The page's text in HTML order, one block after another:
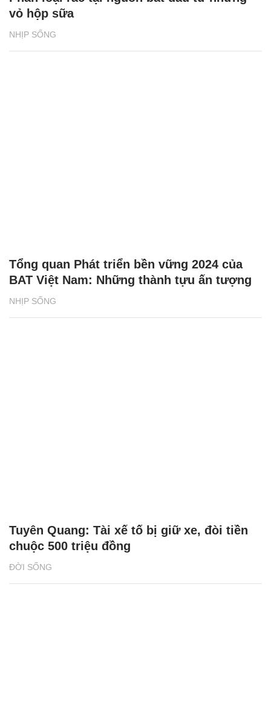
NHỊP SỐNG
vỏ hộp sữa
NHỊP SỐNG
Tổng quan Phát triển bền vững 2024 của
BAT Việt Nam: Những thành tựu ấn tượng
ĐỜI SỐNG
Tuyên Quang: Tài xế tố bị giữ xe, đòi tiền
chuộc 500 triệu đồng